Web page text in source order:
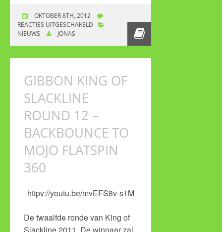
OKTOBER 8TH, 2012
REACTIES UITGESCHAKELD VOOR QUEEN OF
SLACKLINE 2012
NIEUWS JONAS
GIBBON KING OF
SLACKLINE
ROUND 12 –
BACKBOUNCE TO
MOJO FLATSPIN
360
httpv://youtu.be/mvEFS8v-s1M
De twaalfde ronde van King of